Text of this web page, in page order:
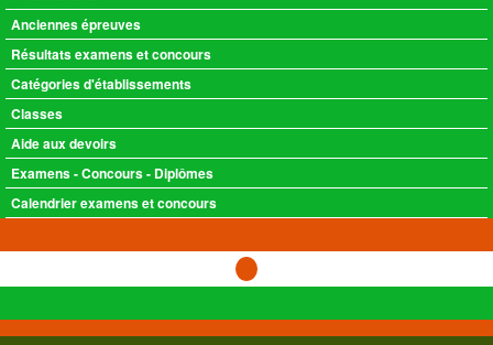
Anciennes épreuves
Résultats examens et concours
Catégories d'établissements
Classes
Aide aux devoirs
Examens - Concours - Diplômes
Calendrier examens et concours